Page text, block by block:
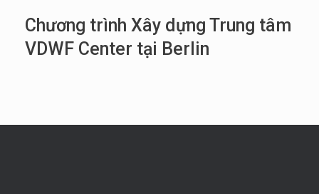
Chương trình Xây dựng Trung tâm
VDWF Center tại Berlin